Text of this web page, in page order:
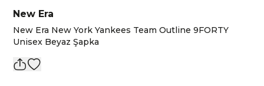
New Era
New Era New York Yankees Team Outline 9FORTY
Unisex Beyaz Şapka